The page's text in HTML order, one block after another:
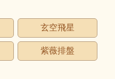
玄空飛星
紫薇排盤